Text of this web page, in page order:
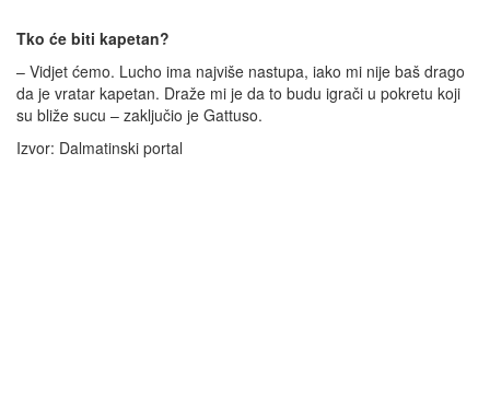
Tko će biti kapetan?
– Vidjet ćemo. Lucho ima najviše nastupa, iako mi nije baš drago
da je vratar kapetan. Draže mi je da to budu igrači u pokretu koji
su bliže sucu – zaključio je Gattuso.
Izvor: Dalmatinski portal